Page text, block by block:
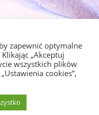
Strzelców 19/5 Kraków
info@redagowanie-prac.pl
Facebook/redagowaniepracpl
RIGHTS RESERVED. CREATED BY
zapewnić optymalne
„Akceptuj
wszystkich plików
cookies”,